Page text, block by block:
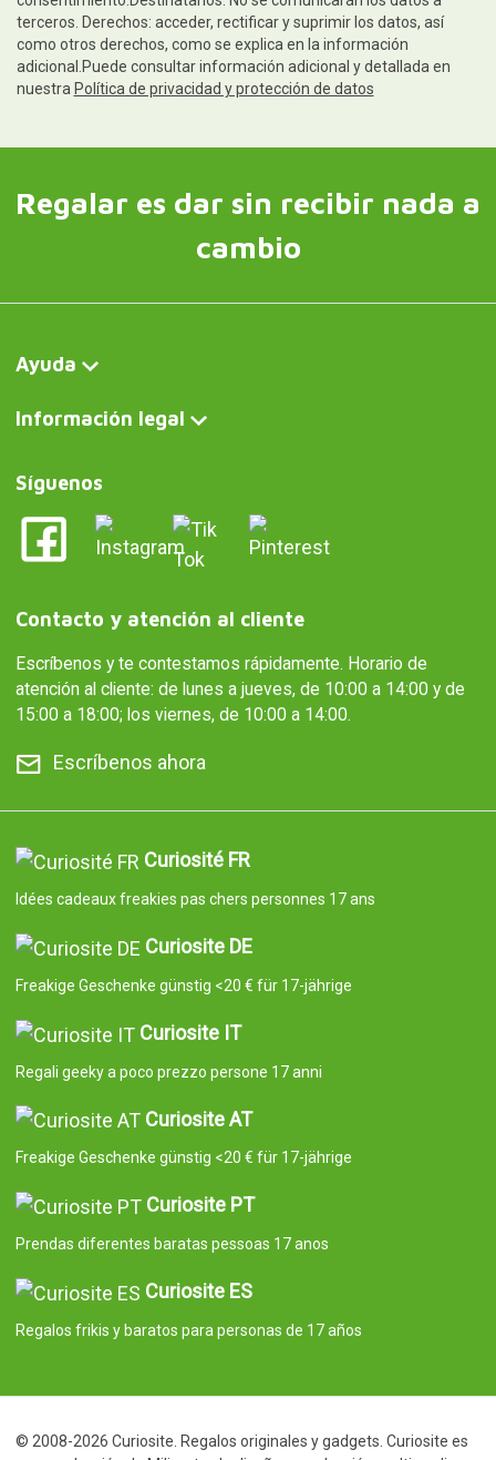
terceros. Derechos: acceder, rectificar y suprimir los datos, así
como otros derechos, como se explica en la información
adicional.Puede consultar información adicional y detallada en
nuestra Política de privacidad y protección de datos
Regalar es dar sin recibir nada a
cambio
Ayuda
Información legal
Síguenos
Contacto y atención al cliente
Escríbenos y te contestamos rápidamente. Horario de
atención al cliente: de lunes a jueves, de 10:00 a 14:00 y de
15:00 a 18:00; los viernes, de 10:00 a 14:00.
Escríbenos ahora
Curiosité FR
Idées cadeaux freakies pas chers personnes 17 ans
Curiosite DE
Freakige Geschenke günstig <20 € für 17-jährige
Curiosite IT
Regali geeky a poco prezzo persone 17 anni
Curiosite AT
Freakige Geschenke günstig <20 € für 17-jährige
Curiosite PT
Prendas diferentes baratas pessoas 17 anos
Curiosite ES
Regalos frikis y baratos para personas de 17 años
© 2008-2026 Curiosite. Regalos originales y gadgets. Curiosite es